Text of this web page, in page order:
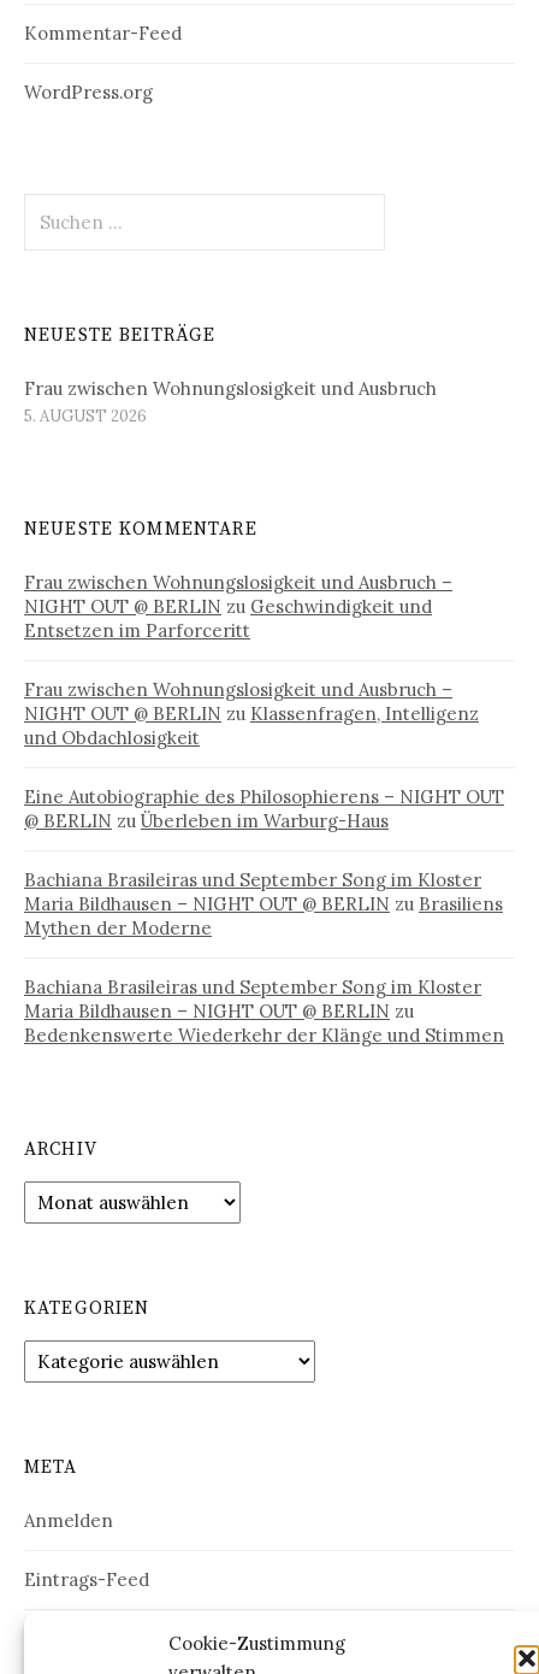
Cookie-Zustimmung
Kommentar-Feed
WordPress.org
nach:
NEUESTE BEITRÄGE
Frau zwischen Wohnungslosigkeit und Ausbruch
5. AUGUST 2026
NEUESTE KOMMENTARE
Frau zwischen Wohnungslosigkeit und Ausbruch –
NIGHT OUT @ BERLIN zu Geschwindigkeit und
Entsetzen im Parforceritt
Frau zwischen Wohnungslosigkeit und Ausbruch –
NIGHT OUT @ BERLIN zu Klassenfragen, Intelligenz
und Obdachlosigkeit
Eine Autobiographie des Philosophierens – NIGHT OUT
@ BERLIN zu Überleben im Warburg-Haus
Bachiana Brasileiras und September Song im Kloster
Maria Bildhausen – NIGHT OUT @ BERLIN zu Brasiliens
Mythen der Moderne
Bachiana Brasileiras und September Song im Kloster
Maria Bildhausen – NIGHT OUT @ BERLIN zu
Bedenkenswerte Wiederkehr der Klänge und Stimmen
ARCHIV
Archiv
KATEGORIEN
Kategorien
META
Anmelden
Eintrags-Feed
Kommentar-Feed